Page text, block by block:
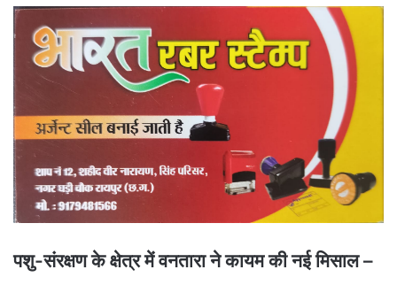
पशु-संरक्षण के क्षेत्र में वनतारा ने कायम की नई मिसाल –